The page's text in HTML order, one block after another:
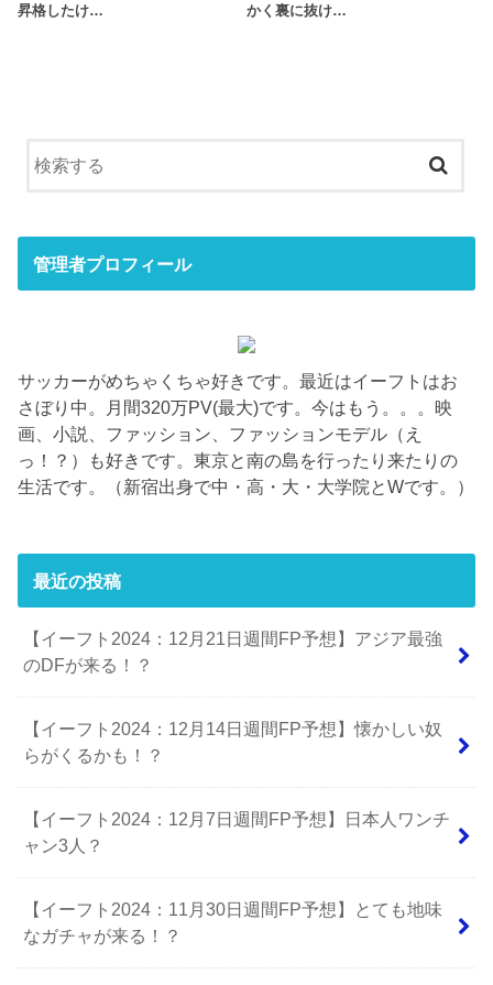
昇格したけ… かく裏に抜け…
管理者プロフィール
サッカーがめちゃくちゃ好きです。最近はイーフトはお
さぼり中。月間320万PV(最大)です。今はもう。。。映
画、小説、ファッション、ファッションモデル（え
っ！？）も好きです。東京と南の島を行ったり来たりの
生活です。（新宿出身で中・高・大・大学院とWです。）
最近の投稿
【イーフト2024：12月21日週間FP予想】アジア最強
のDFが来る！？
【イーフト2024：12月14日週間FP予想】懐かしい奴
らがくるかも！？
【イーフト2024：12月7日週間FP予想】日本人ワンチ
ャン3人？
【イーフト2024：11月30日週間FP予想】とても地味
なガチャが来る！？